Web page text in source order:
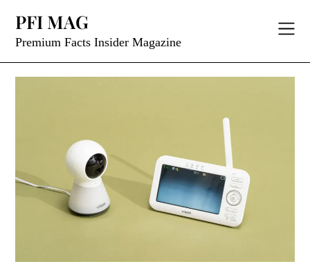
content
PFI MAG
Premium Facts Insider Magazine